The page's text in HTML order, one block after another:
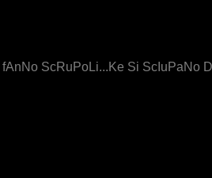
ScRuPoLi...Ke Si ScIuPaNo